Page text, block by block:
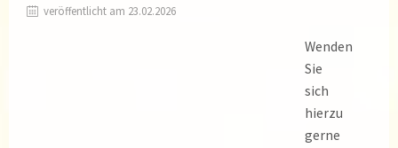
veröffentlicht am 23.02.2026
Wenden
Sie
sich
hierzu
gerne